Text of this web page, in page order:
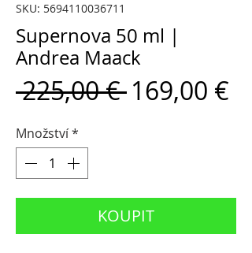
SKU: 5694110036711
Supernova 50 ml |
Andrea Maack
225,00 € Běžná
169,00 €
Množství*
KOUPIT